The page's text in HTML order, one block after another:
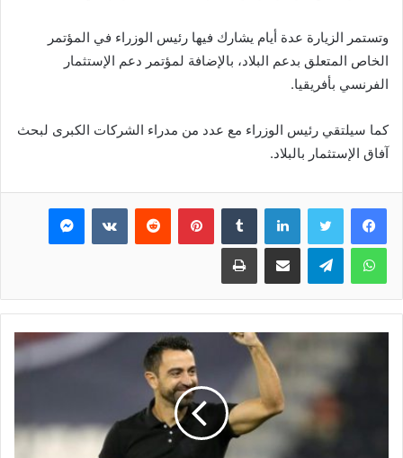
وتستمر الزيارة عدة أيام يشارك فيها رئيس الوزراء في المؤتمر
الخاص المتعلق بدعم البلاد، بالإضافة لمؤتمر دعم الإستثمار
الفرنسي بأفريقيا.
كما سيلتقي رئيس الوزراء مع عدد من مدراء الشركات الكبرى لبحث
آفاق الإستثمار بالبلاد.
فيسبوك تويتر لينكدإن بينتيريست ماسنجر
واتساب تيلقرام مشاركة عبر البريد طباعة